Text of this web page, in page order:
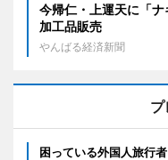
今帰仁・上運天に「
加工品販売
やんばる経済新聞
困っている外国人旅行